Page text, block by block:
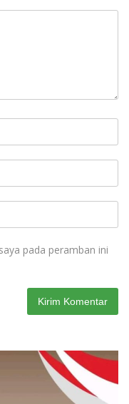
pada peramban ini